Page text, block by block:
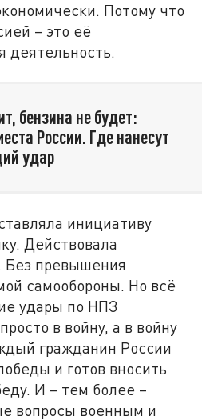
Потому что
– это её
деятельность.
бензина не будет:
России. Где нанесут
удар
инициативу
Действовала
Без превышения
самообороны. Но всё
удары по НПЗ
в войну, а в войну
гражданин России
и готов вносить
И – тем более –
вопросы военным и